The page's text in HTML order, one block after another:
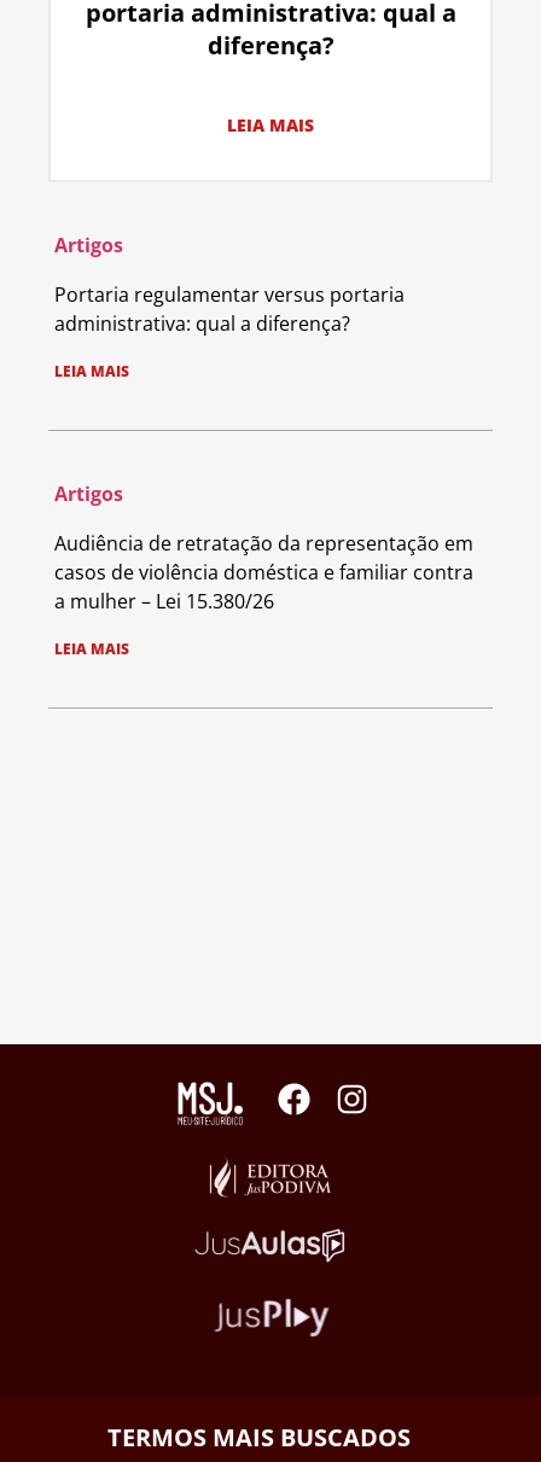
portaria administrativa: qual a
diferença?
LEIA MAIS
Artigos
Portaria regulamentar versus portaria
administrativa: qual a diferença?
LEIA MAIS
Artigos
Audiência de retratação da representação em
casos de violência doméstica e familiar contra
a mulher – Lei 15.380/26
LEIA MAIS
TERMOS MAIS BUSCADOS